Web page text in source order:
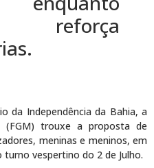
reforça
da Independência da Bahia, a
(FGM) trouxe a proposta de
meninas e meninos, em
vespertino do 2 de Julho.